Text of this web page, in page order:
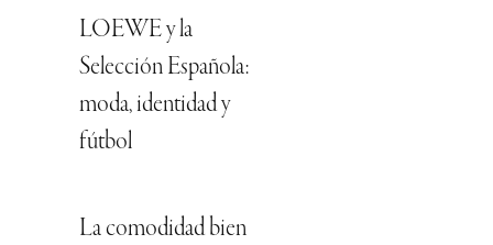
LOEWE y la
Selección Española:
moda, identidad y
fútbol
La comodidad bien